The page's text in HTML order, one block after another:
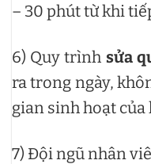
– 30 phút từ khi
6) Quy trình sửa
ra trong ngày,
gian sinh hoạt của
7) Đội ngũ nhân